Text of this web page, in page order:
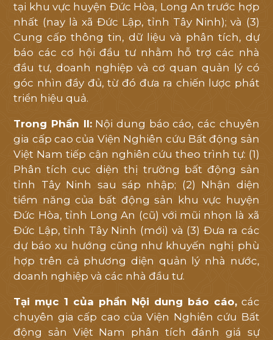
tại khu vực huyện Đức Hòa, Long An trước hợp
nhất (nay là xã Đức Lập, tỉnh Tây Ninh); và (3)
Cung cấp thông tin, dữ liệu và phân tích, dự
báo các cơ hội đầu tư nhằm hỗ trợ các nhà
đầu tư, doanh nghiệp và cơ quan quản lý có
góc nhìn đầy đủ, từ đó đưa ra chiến lược phát
triển hiệu quả.
Trong Phần II:Nội dung báo cáo, các chuyên
gia cấp cao của Viện Nghiên cứu Bất động sản
Việt Nam tiếp cận nghiên cứu theo trình tự: (1)
Phân tích cục diện thị trường bất động sản
tỉnh Tây Ninh sau sáp nhập; (2) Nhận diện
tiềm năng của bất động sản khu vực huyện
Đức Hòa, tỉnh Long An (cũ) với mũi nhọn là xã
Đức Lập, tỉnh Tây Ninh (mới) và (3) Đưa ra các
dự báo xu hướng cũng như khuyến nghị phù
hợp trên cả phương diện quản lý nhà nước,
doanh nghiệp và các nhà đầu tư.
Tại mục 1 của phần Nội dung báo cáo,các
chuyên gia cấp cao của Viện Nghiên cứu Bất
động sản Việt Nam phân tích đánh giá sự